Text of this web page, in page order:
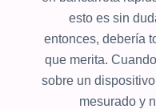
esto es sin
entonces, debería
que merita.
sobre un
mesurado y